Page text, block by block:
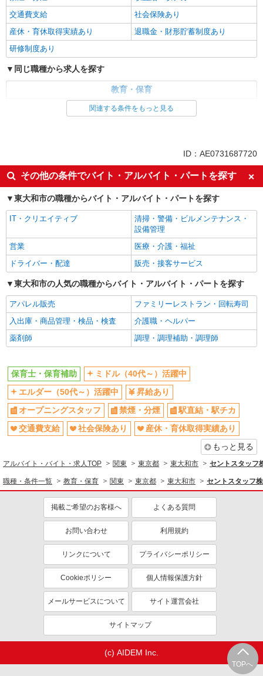
交通費支給
社会保険あり
産休・育休取得実績あり
退職金・財形貯蓄制度あり
研修制度あり
同じ職種から求人を探す
教育・保育
交通費支給
社会保険あり
産休・育休取得実績あり
関連する条件をもっと見る
ID：AE0731687720
その他の条件でバイト・アルバイト・パートを探す
東大和市の職種からバイト・アルバイト・パートを探す
IT・クリエイティブ
清掃・警備・ビルメンテナンス・
設備管理
営業
医療・介護・福祉
ドライバー・配達
販売・接客サービス
東大和市の人気の職種からバイト・アルバイト・パートを探す
アパレル販売
ファミリーレストラン・回転寿司
入出庫・商品管理・検品・検査
介護職・ヘルパー
薬剤師
調理・調理補助・調理師
TOPへ
保育士・保育補助
ミドル（40代～）活躍中
エルダー（50代～）活躍中
昇給あり
オープニングスタッフ
禁煙・分煙
駅直結・駅チカ
交通費支給
社会保険あり
産休・育休取得実績あり
もっと見る
アルバイト・バイト・求人TOP 関東 東京都 東大和市 セントスタッフ
職種・条件一覧 教育・保育 関東 東京都 東大和市 セントスタッフ
掲載ご希望のお客様へ よくある質問
お問い合わせ 利用規約
リンクについて プライバシーポリシー
Cookieポリシー 個人情報保護方針
メールサービスについて サイト運営会社
サイトマップ
(c) AIDEM Inc.